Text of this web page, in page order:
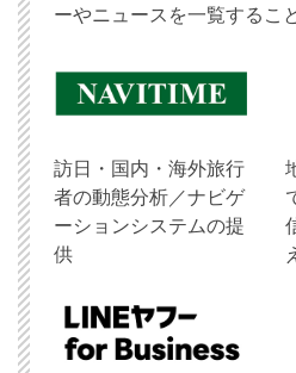
ーやニュースを一覧するこ
訪日・国内・海外旅行
者の動態分析／ナビゲ
ーションシステムの提
供